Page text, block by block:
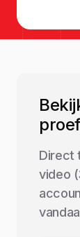
Direct
video